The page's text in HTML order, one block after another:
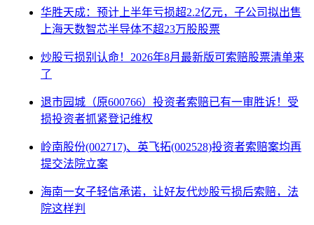
华胜天成：预计上半年亏损超2.2亿元，子公司拟出售
上海天数智芯半导体不超23万股股票
炒股亏损别认命！2026年8月最新版可索赔股票清单来
了
退市园城（原600766）投资者索赔已有一审胜诉！受
损投资者抓紧登记维权
岭南股份(002717)、英飞拓(002528)投资者索赔案均再
提交法院立案
海南一女子轻信承诺，让好友代炒股亏损后索赔，法
院这样判